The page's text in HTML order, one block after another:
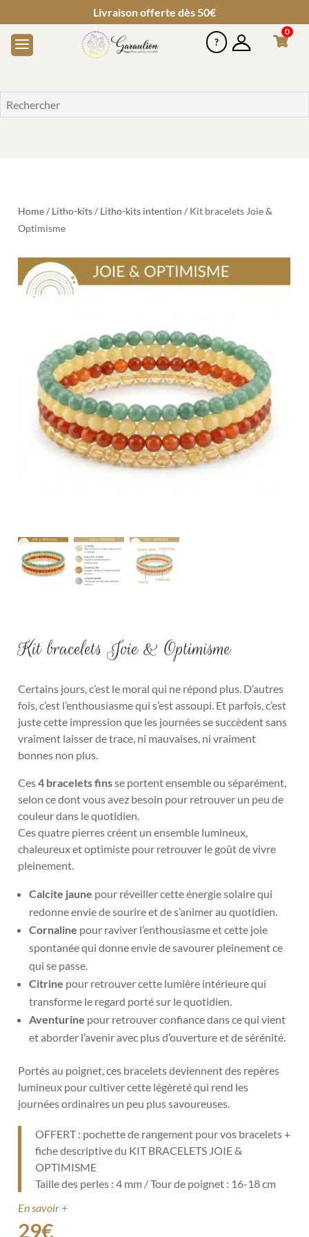
Livraison offerte dès 50€
0
Home/ Litho-kits/ Litho-kits intention / Kit bracelets Joie &
Optimisme
Kit bracelets Joie & Optimisme
Certains jours, c’est le moral qui ne répond plus. D’autres
fois, c’est l’enthousiasme qui s’est assoupi. Et parfois, c’est
juste cette impression que les journées se succèdent sans
vraiment laisser de trace, ni mauvaises, ni vraiment
bonnes non plus.
Ces4 bracelets finsse portent ensemble ou séparément,
selon ce dont vous avez besoin pour retrouver un peu de
couleur dans le quotidien.
Ces quatre pierres créent un ensemble lumineux,
chaleureux et optimiste pour retrouver le goût de vivre
pleinement.
Calcite jaune pour réveiller cette énergie solaire qui
redonne envie de sourire et de s’animer au quotidien.
Cornaline pour raviver l’enthousiasme et cette joie
spontanée qui donne envie de savourer pleinement ce
qui se passe.
Citrine pour retrouver cette lumière intérieure qui
transforme le regard porté sur le quotidien.
Aventurine pour retrouver confiance dans ce qui vient
et aborder l’avenir avec plus d’ouverture et de sérénité.
Portés au poignet, ces bracelets deviennent des repères
lumineux pour cultiver cette légèreté qui rend les
journées ordinaires un peu plus savoureuses.
OFFERT : pochette de rangement pour vos bracelets +
fiche descriptive du KIT BRACELETS JOIE &
OPTIMISME
Taille des perles : 4 mm / Tour de poignet : 16-18 cm
En savoir +
29€